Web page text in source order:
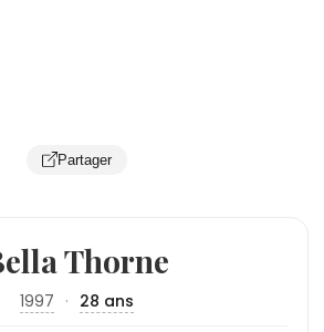
Partager
Thorne
1997 · 28 ans